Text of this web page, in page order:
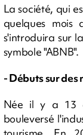
La société, qui
quelques
s'introduira sur
symbole "ABNB".
- Débuts sur
Née il y a 13
bouleversé